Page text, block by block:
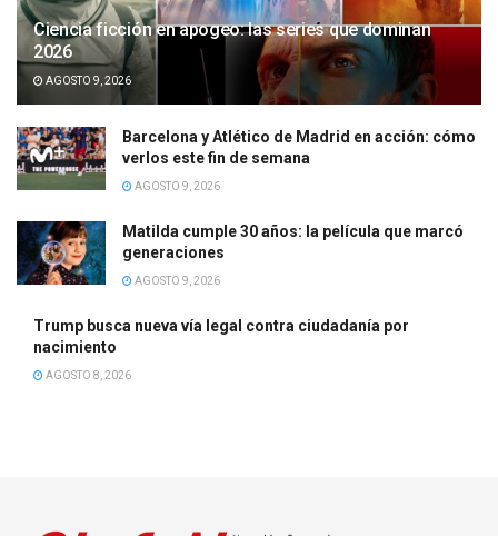
Ciencia ficción en apogeo: las series que dominan
2026
AGOSTO 9, 2026
Barcelona y Atlético de Madrid en acción: cómo
verlos este fin de semana
AGOSTO 9, 2026
Matilda cumple 30 años: la película que marcó
generaciones
AGOSTO 9, 2026
Trump busca nueva vía legal contra ciudadanía por
nacimiento
AGOSTO 8, 2026